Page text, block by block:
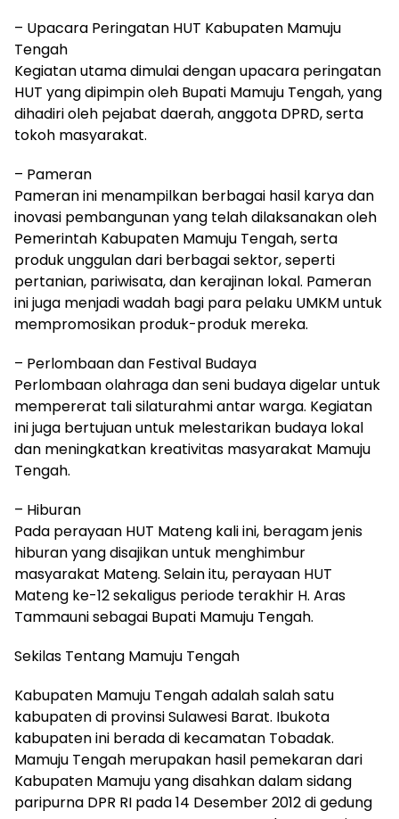
– Upacara Peringatan HUT Kabupaten Mamuju
Tengah
Kegiatan utama dimulai dengan upacara peringatan
HUT yang dipimpin oleh Bupati Mamuju Tengah, yang
dihadiri oleh pejabat daerah, anggota DPRD, serta
tokoh masyarakat.
– Pameran
Pameran ini menampilkan berbagai hasil karya dan
inovasi pembangunan yang telah dilaksanakan oleh
Pemerintah Kabupaten Mamuju Tengah, serta
produk unggulan dari berbagai sektor, seperti
pertanian, pariwisata, dan kerajinan lokal. Pameran
ini juga menjadi wadah bagi para pelaku UMKM untuk
mempromosikan produk-produk mereka.
– Perlombaan dan Festival Budaya
Perlombaan olahraga dan seni budaya digelar untuk
mempererat tali silaturahmi antar warga. Kegiatan
ini juga bertujuan untuk melestarikan budaya lokal
dan meningkatkan kreativitas masyarakat Mamuju
Tengah.
– Hiburan
Pada perayaan HUT Mateng kali ini, beragam jenis
hiburan yang disajikan untuk menghimbur
masyarakat Mateng. Selain itu, perayaan HUT
Mateng ke-12 sekaligus periode terakhir H. Aras
Tammauni sebagai Bupati Mamuju Tengah.
Sekilas Tentang Mamuju Tengah
Kabupaten Mamuju Tengah adalah salah satu
kabupaten di provinsi Sulawesi Barat. Ibukota
kabupaten ini berada di kecamatan Tobadak.
Mamuju Tengah merupakan hasil pemekaran dari
Kabupaten Mamuju yang disahkan dalam sidang
paripurna DPR RI pada 14 Desember 2012 di gedung